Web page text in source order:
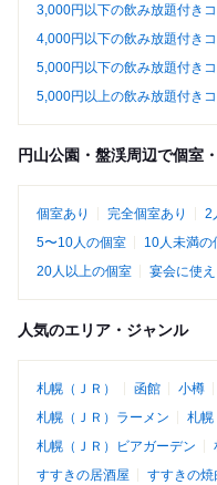
3,000円以下の飲み放題付き
4,000円以下の飲み放題付き
5,000円以下の飲み放題付き
5,000円以上の飲み放題付き
円山公園・盤渓周辺で個室
個室あり 完全個室あり 2
5〜10人の個室
10人未満の
20人以上の個室
宴会に使
人気のエリア・ジャンル
札幌（ＪＲ） 函館 小樽
札幌（ＪＲ）ラーメン
札幌
札幌（ＪＲ）ビアガーデン
すすきの居酒屋
すすきの焼